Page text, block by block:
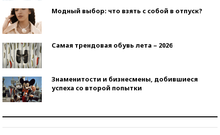
Модный выбор: что взять с собой в отпуск?
Самая трендовая обувь лета – 2026
Знаменитости и бизнесмены, добившиеся
успеха со второй попытки